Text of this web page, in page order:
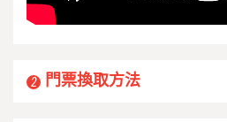
2 門票換取方法